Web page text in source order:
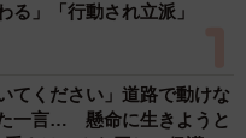
ことを人間だと思って
犬だとは思ってなかっ
んでした。とにかく甘
に側を離れませんでし
」「行動され立派」
てください」道路で動けな
一言… 懸命に生きようと